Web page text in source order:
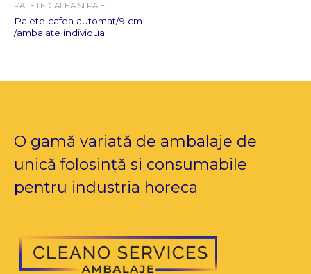
PALETE CAFEA SI PAIE
Palete cafea automat/9 cm
/ambalate individual
O gamă variată de ambalaje de
unică folosință si consumabile
pentru industria horeca